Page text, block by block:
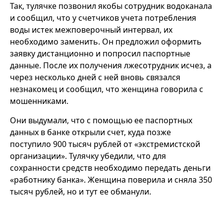
Так, тулячке позвонил якобы сотрудник водоканала
и сообщил, что у счетчиков учета потребления
воды истек межповерочный интервал, их
необходимо заменить. Он предложил оформить
заявку дистанционно и попросил паспортные
данные. После их получения лжесотрудник исчез, а
через несколько дней с ней вновь связался
незнакомец и сообщил, что женщина говорила с
мошенниками.
Они выдумали, что с помощью ее паспортных
данных в банке открыли счет, куда позже
поступило 900 тысяч рублей от «экстремистской
организации». Тулячку убедили, что для
сохранности средств необходимо передать деньги
«работнику банка». Женщина поверила и сняла 350
тысяч рублей, но и тут ее обманули.